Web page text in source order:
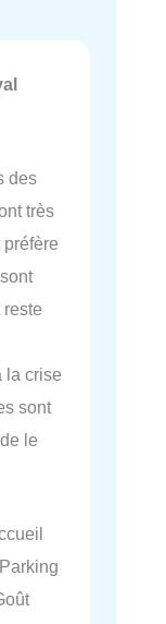
des
très
la crise
sont
le